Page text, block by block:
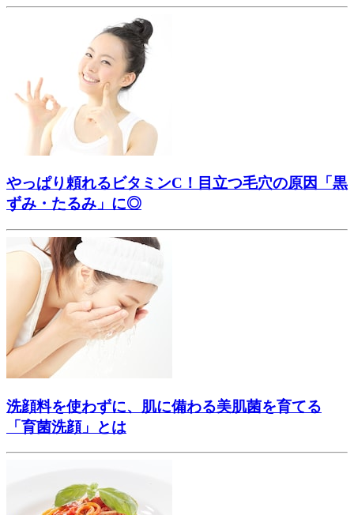
やっぱり頼れるビタミンC！目立つ毛穴の原因「黒
ずみ・たるみ」に◎
洗顔料を使わずに、肌に備わる美肌菌を育てる
「育菌洗顔」とは